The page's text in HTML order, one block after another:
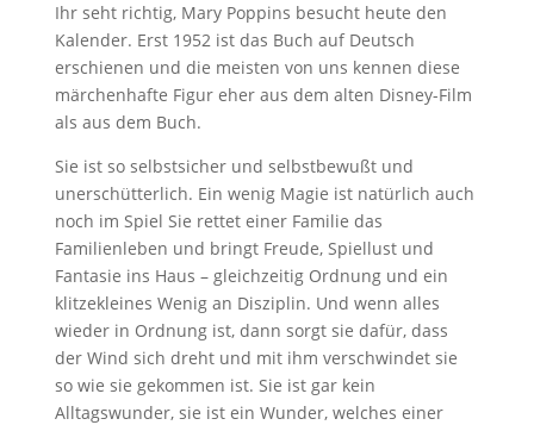
Ihr seht richtig, Mary Poppins besucht heute den
Kalender. Erst 1952 ist das Buch auf Deutsch
erschienen und die meisten von uns kennen diese
märchenhafte Figur eher aus dem alten Disney-Film
als aus dem Buch.
Sie ist so selbstsicher und selbstbewußt und
unerschütterlich. Ein wenig Magie ist natürlich auch
noch im Spiel Sie rettet einer Familie das
Familienleben und bringt Freude, Spiellust und
Fantasie ins Haus – gleichzeitig Ordnung und ein
klitzekleines Wenig an Disziplin. Und wenn alles
wieder in Ordnung ist, dann sorgt sie dafür, dass
der Wind sich dreht und mit ihm verschwindet sie
so wie sie gekommen ist. Sie ist gar kein
Alltagswunder, sie ist ein Wunder, welches einer